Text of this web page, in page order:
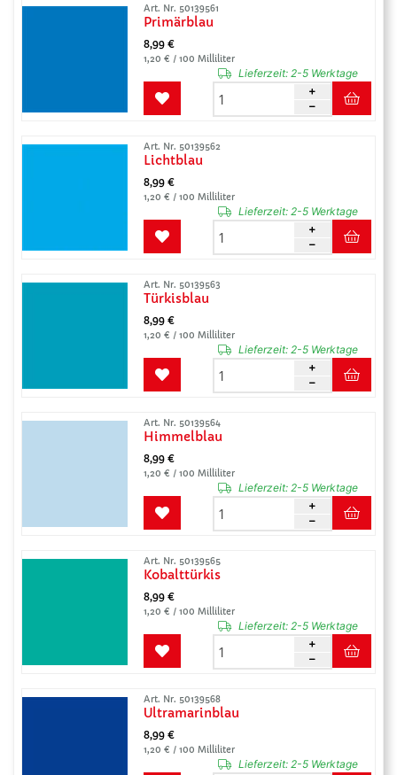
Art. Nr. 50139561
Primärblau
8,99 €
1,20 € / 100 Milliliter
Lieferzeit:2-5 Werktage
Art. Nr. 50139562
Lichtblau
8,99 €
1,20 € / 100 Milliliter
Lieferzeit:2-5 Werktage
Art. Nr. 50139563
Türkisblau
8,99 €
1,20 € / 100 Milliliter
Lieferzeit:2-5 Werktage
Art. Nr. 50139564
Himmelblau
8,99 €
1,20 € / 100 Milliliter
Lieferzeit:2-5 Werktage
Art. Nr. 50139565
Kobalttürkis
8,99 €
1,20 € / 100 Milliliter
Lieferzeit:2-5 Werktage
Art. Nr. 50139568
Ultramarinblau
8,99 €
1,20 € / 100 Milliliter
Lieferzeit:2-5 Werktage